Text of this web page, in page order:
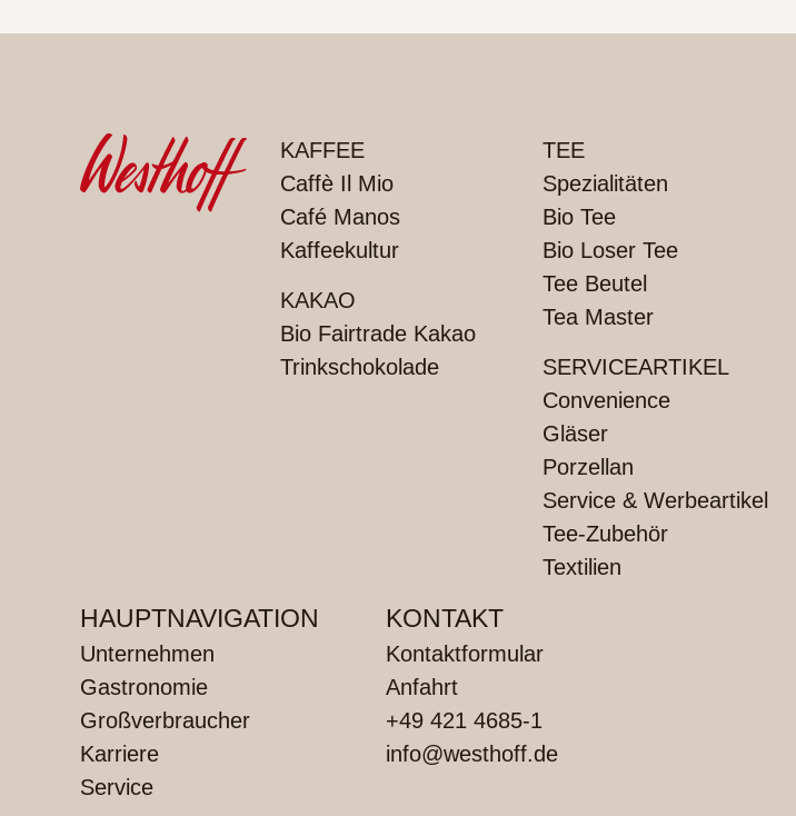
PRODUKTE
KAFFEE
Caffè Il Mio
Café Manos
Kaffeekultur
KAKAO
Bio Fairtrade Kakao
Trinkschokolade
TEE
Spezialitäten
Bio Tee
Bio Loser Tee
Tee Beutel
Tea Master
SERVICEARTIKEL
Convenience
Gläser
Porzellan
Service & Werbeartikel
Tee-Zubehör
Textilien
HAUPTNAVIGATION
Unternehmen
Gastronomie
Großverbraucher
Karriere
Service
KONTAKT
Kontaktformular
Anfahrt
+49 421 4685-1
info@westhoff.de